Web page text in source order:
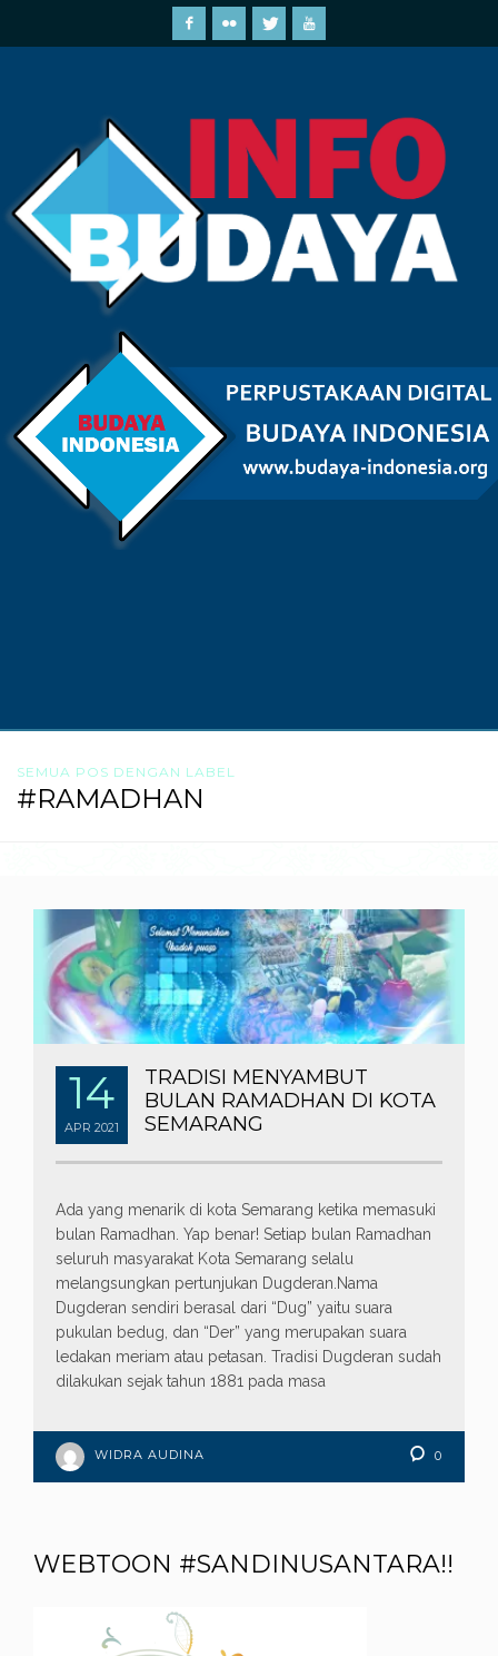
SEMUA POS DENGAN LABEL
#RAMADHAN
14
APR 2021
TRADISI MENYAMBUT
BULAN RAMADHAN DI KOTA
SEMARANG
Ada yang menarik di kota Semarang ketika memasuki
bulan Ramadhan. Yap benar! Setiap bulan Ramadhan
seluruh masyarakat Kota Semarang selalu
melangsungkan pertunjukan Dugderan.Nama
Dugderan sendiri berasal dari “Dug” yaitu suara
pukulan bedug, dan “Der” yang merupakan suara
ledakan meriam atau petasan. Tradisi Dugderan sudah
dilakukan sejak tahun 1881 pada masa
WIDRA AUDINA 0
WEBTOON #SANDINUSANTARA!!